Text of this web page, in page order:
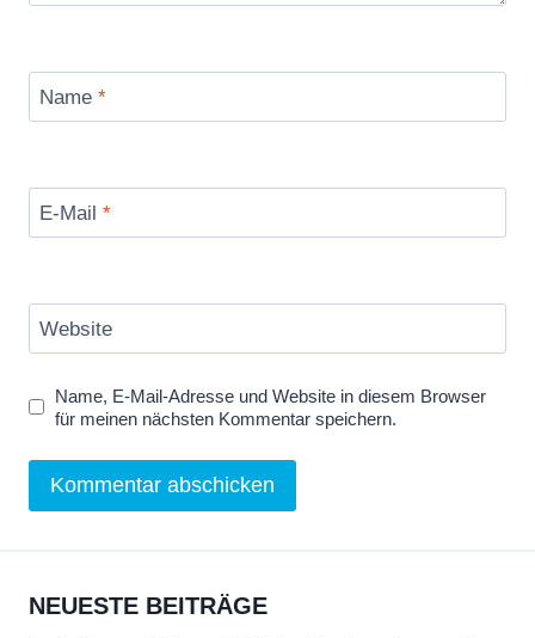
Name *
E-Mail *
Website
Name, E-Mail-Adresse und Website in diesem Browser
für meinen nächsten Kommentar speichern.
NEUESTE BEITRÄGE